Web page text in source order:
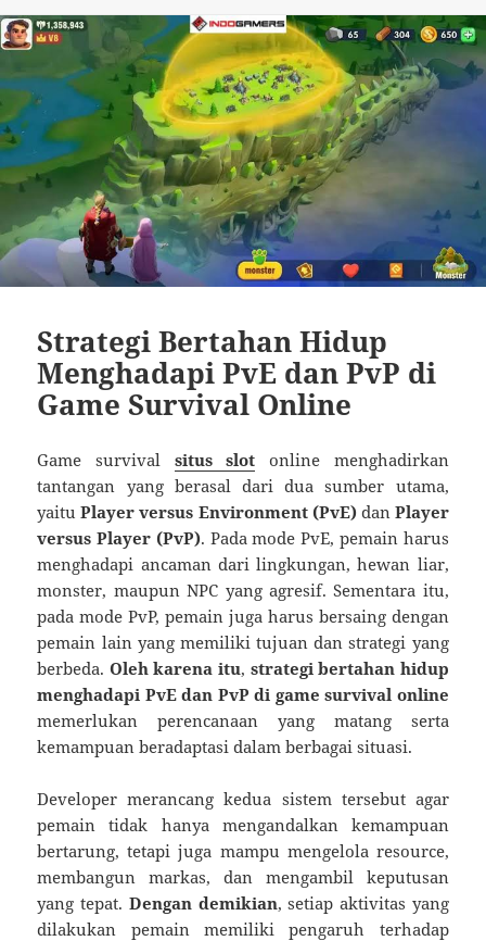
Strategi Bertahan Hidup
Menghadapi PvE dan PvP di
Game Survival Online
Game survival situs slot online menghadirkan
tantangan yang berasal dari dua sumber utama,
yaituPlayer versus Environment (PvE)dan Player
versus Player (PvP). Pada mode PvE, pemain harus
menghadapi ancaman dari lingkungan, hewan liar,
monster, maupun NPC yang agresif. Sementara itu,
pada mode PvP, pemain juga harus bersaing dengan
pemain lain yang memiliki tujuan dan strategi yang
berbeda. Oleh karena itu, strategi bertahan hidup
menghadapi PvE dan PvP di game survival online
memerlukan perencanaan yang matang serta
kemampuan beradaptasi dalam berbagai situasi.
Developer merancang kedua sistem tersebut agar
pemain tidak hanya mengandalkan kemampuan
bertarung, tetapi juga mampu mengelola resource,
membangun markas, dan mengambil keputusan
yang tepat. Dengan demikian, setiap aktivitas yang
dilakukan pemain memiliki pengaruh terhadap